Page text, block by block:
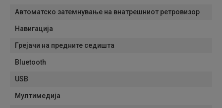
Автоматско затемнување на внатрешниот ретровизор
Навигација
Грејачи на предните седишта
Bluetooth
USB
Мултимедија